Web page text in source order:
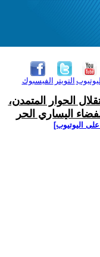
الفيسبوك التويتر
الحوار المتمدن،
اليساري الحر
اليوتيوب]